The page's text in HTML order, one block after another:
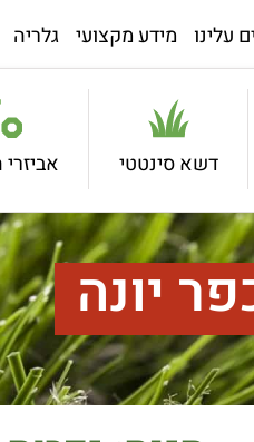
עלינו מידע מקצועי גלריה
דשא סינטטי
יונה